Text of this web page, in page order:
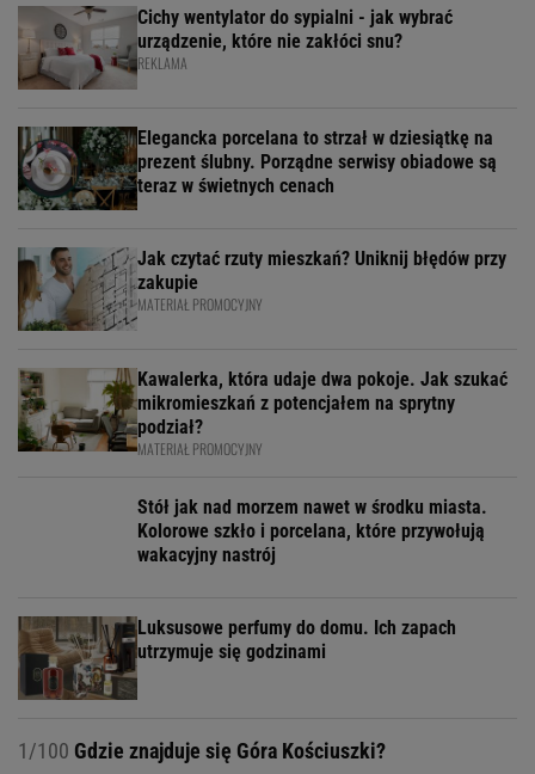
Cichy wentylator do sypialni - jak wybrać
urządzenie, które nie zakłóci snu?
REKLAMA
Elegancka porcelana to strzał w dziesiątkę na
prezent ślubny. Porządne serwisy obiadowe są
teraz w świetnych cenach
Jak czytać rzuty mieszkań? Uniknij błędów przy
zakupie
MATERIAŁ PROMOCYJNY
Kawalerka, która udaje dwa pokoje. Jak szukać
mikromieszkań z potencjałem na sprytny
podział?
MATERIAŁ PROMOCYJNY
Stół jak nad morzem nawet w środku miasta.
Kolorowe szkło i porcelana, które przywołują
wakacyjny nastrój
Luksusowe perfumy do domu. Ich zapach
utrzymuje się godzinami
1/100 Gdzie znajduje się Góra Kościuszki?